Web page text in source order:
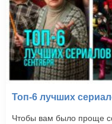
Топ-6 лучших
Чтобы вам было проще